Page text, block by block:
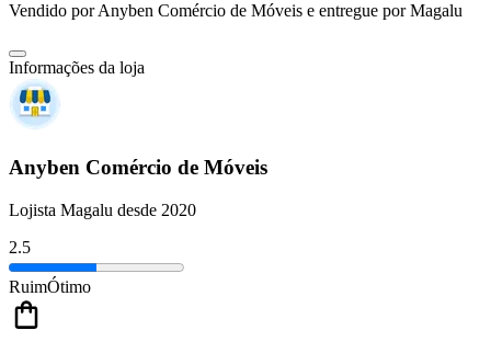
Vendido porAnyben Comércio de Móveis e entregue por Magalu
Informações da loja
Anyben Comércio de Móveis
Lojista Magalu desde 2020
2.5
RuimÓtimo